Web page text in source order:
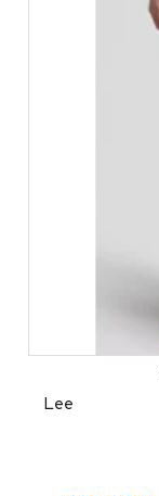
Lee